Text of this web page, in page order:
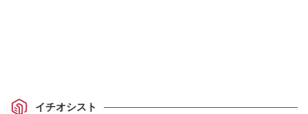
イチオシスト